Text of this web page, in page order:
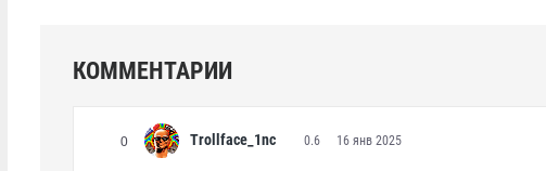
КОММЕНТАРИИ
0 Trollface_1nc 0.6 16 янв 2025